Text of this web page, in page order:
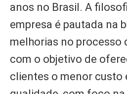
anos no Brasil. A
empresa é pautada na
melhorias no processo
com o objetivo de
clientes o menor custo